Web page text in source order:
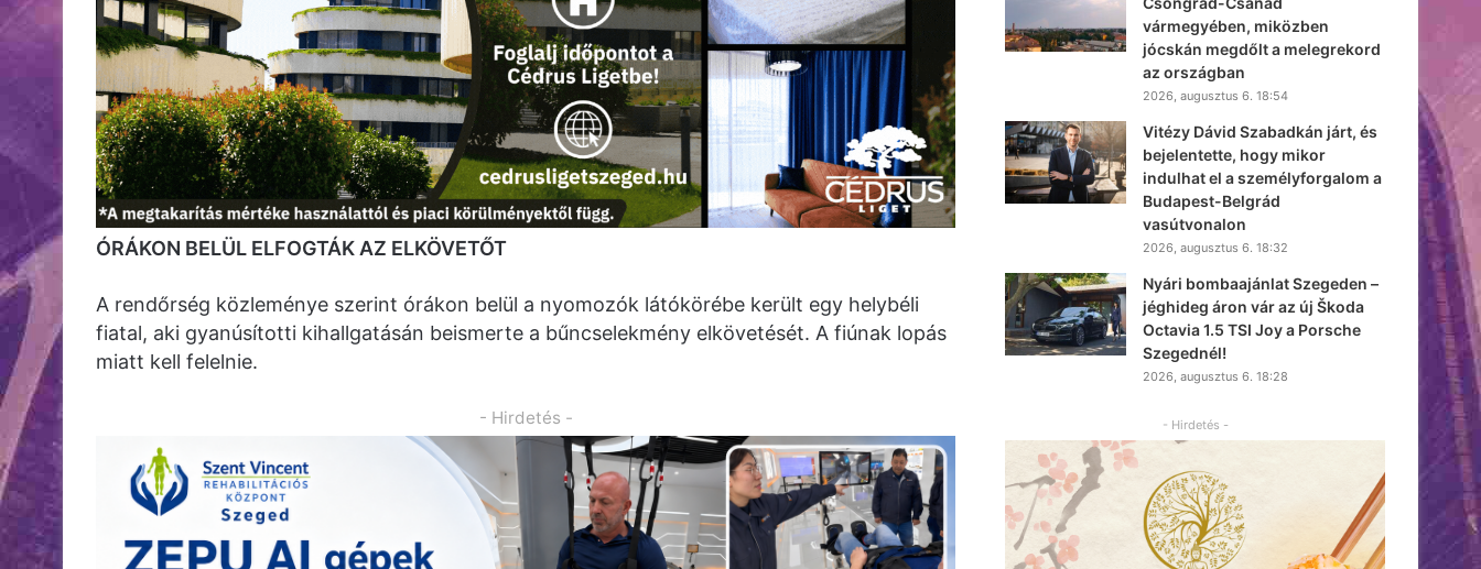
ÓRÁKON BELÜL ELFOGTÁK AZ ELKÖVETŐT
A rendőrség közleménye szerint órákon belül a nyomozók látókörébe került egy helybéli
fiatal, aki gyanúsítotti kihallgatásán beismerte a bűncselekmény elkövetését. A fiúnak lopás
miatt kell felelnie.
- Hirdetés -
vármegyében, miközben
jócskán megdőlt a melegrekord
az országban
2026, augusztus 6. 18:54
Vitézy Dávid Szabadkán járt, és
bejelentette, hogy mikor
indulhat el a személyforgalom a
Budapest-Belgrád
vasútvonalon
2026, augusztus 6. 18:32
Nyári bombaajánlat Szegeden –
jéghideg áron vár az új Škoda
Octavia 1.5 TSI Joy a Porsche
Szegednél!
2026, augusztus 6. 18:28
- Hirdetés -